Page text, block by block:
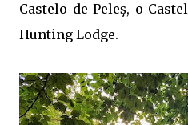
Castelo de Peleş, o
Hunting Lodge.